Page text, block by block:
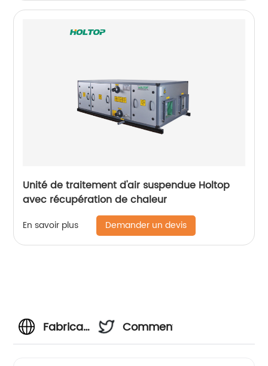
Unité de traitement d'air suspendue Holtop
avec récupération de chaleur
En savoir plus Demander un devis
Fabricant
Commentaires